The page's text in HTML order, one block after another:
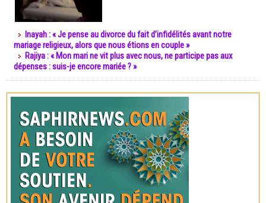
Inayah : « Je pense au divorce du fait d’infidélités avant notre
mariage religieux, alors que nous étions en couple »
Rajiya : « Mon mari ne vit plus avec nous, ne participe pas aux
dépenses : suis-je encore mariée ? »